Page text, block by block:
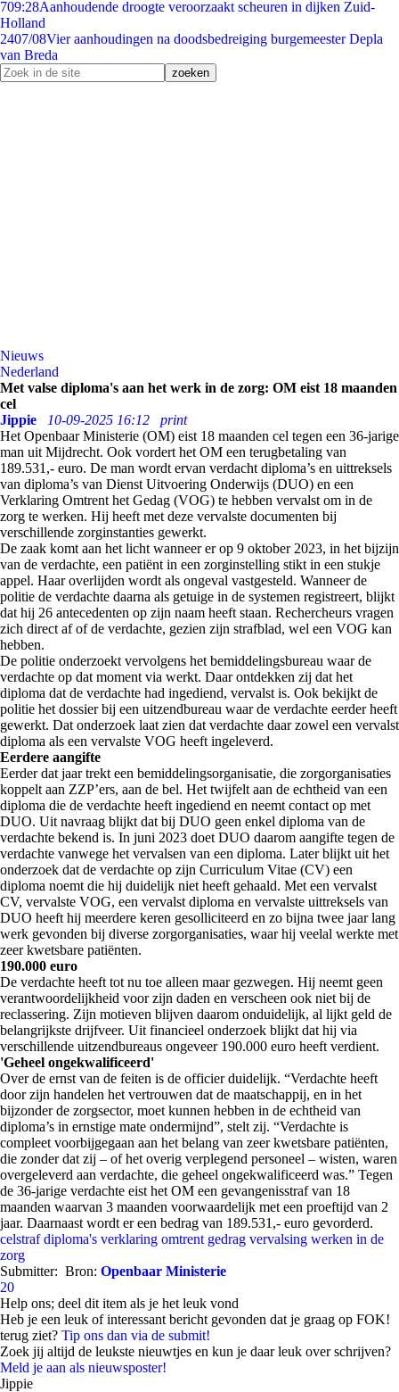
709:28Aanhoudende droogte veroorzaakt scheuren in dijken Zuid-
Holland
2407/08Vier aanhoudingen na doodsbedreiging burgemeester Depla
van Breda
Nieuws
Nederland
Met valse diploma's aan het werk in de zorg: OM eist 18 maanden
cel
Jippie
10-09-2025 16:12
print
Het Openbaar Ministerie (OM) eist 18 maanden cel tegen een 36-jarige
man uit Mijdrecht. Ook vordert het OM een terugbetaling van
189.531,- euro. De man wordt ervan verdacht diploma’s en uittreksels
van diploma’s van Dienst Uitvoering Onderwijs (DUO) en een
Verklaring Omtrent het Gedag (VOG) te hebben vervalst om in de
zorg te werken. Hij heeft met deze vervalste documenten bij
verschillende zorginstanties gewerkt.
De zaak komt aan het licht wanneer er op 9 oktober 2023, in het bijzijn
van de verdachte, een patiënt in een zorginstelling stikt in een stukje
appel. Haar overlijden wordt als ongeval vastgesteld. Wanneer de
politie de verdachte daarna als getuige in de systemen registreert, blijkt
dat hij 26 antecedenten op zijn naam heeft staan. Rechercheurs vragen
zich direct af of de verdachte, gezien zijn strafblad, wel een VOG kan
hebben.
De politie onderzoekt vervolgens het bemiddelingsbureau waar de
verdachte op dat moment via werkt. Daar ontdekken zij dat het
diploma dat de verdachte had ingediend, vervalst is. Ook bekijkt de
politie het dossier bij een uitzendbureau waar de verdachte eerder heeft
gewerkt. Dat onderzoek laat zien dat verdachte daar zowel een vervalst
diploma als een vervalste VOG heeft ingeleverd.
Eerdere aangifte
Eerder dat jaar trekt een bemiddelingsorganisatie, die zorgorganisaties
koppelt aan ZZP’ers, aan de bel. Het twijfelt aan de echtheid van een
diploma die de verdachte heeft ingediend en neemt contact op met
DUO. Uit navraag blijkt dat bij DUO geen enkel diploma van de
verdachte bekend is. In juni 2023 doet DUO daarom aangifte tegen de
verdachte vanwege het vervalsen van een diploma. Later blijkt uit het
onderzoek dat de verdachte op zijn Curriculum Vitae (CV) een
diploma noemt die hij duidelijk niet heeft gehaald. Met een vervalst
CV, vervalste VOG, een vervalst diploma en vervalste uittreksels van
DUO heeft hij meerdere keren gesolliciteerd en zo bijna twee jaar lang
werk gevonden bij diverse zorgorganisaties, waar hij veelal werkte met
zeer kwetsbare patiënten.
190.000 euro
De verdachte heeft tot nu toe alleen maar gezwegen. Hij neemt geen
verantwoordelijkheid voor zijn daden en verscheen ook niet bij de
reclassering. Zijn motieven blijven daarom onduidelijk, al lijkt geld de
belangrijkste drijfveer. Uit financieel onderzoek blijkt dat hij via
verschillende uitzendbureaus ongeveer 190.000 euro heeft verdient.
'Geheel ongekwalificeerd'
Over de ernst van de feiten is de officier duidelijk. “Verdachte heeft
door zijn handelen het vertrouwen dat de maatschappij, en in het
bijzonder de zorgsector, moet kunnen hebben in de echtheid van
diploma’s in ernstige mate ondermijnd”, stelt zij. “Verdachte is
compleet voorbijgegaan aan het belang van zeer kwetsbare patiënten,
die zonder dat zij – of het overig verplegend personeel – wisten, waren
overgeleverd aan verdachte, die geheel ongekwalificeerd was.” Tegen
de 36-jarige verdachte eist het OM een gevangenisstraf van 18
maanden waarvan 3 maanden voorwaardelijk met een proeftijd van 2
jaar. Daarnaast wordt er een bedrag van 189.531,- euro gevorderd.
celstraf diploma's verklaring omtrent gedrag vervalsing werken in de
zorg
Submitter: Bron: Openbaar Ministerie
20
Help ons; deel dit item als je het leuk vond
Heb je een leuk of interessant bericht gevonden dat je graag op FOK!
terug ziet? Tip ons dan via de submit!
Zoek jij altijd de leukste nieuwtjes en kun je daar leuk over schrijven?
Meld je aan als nieuwsposter!
Jippie